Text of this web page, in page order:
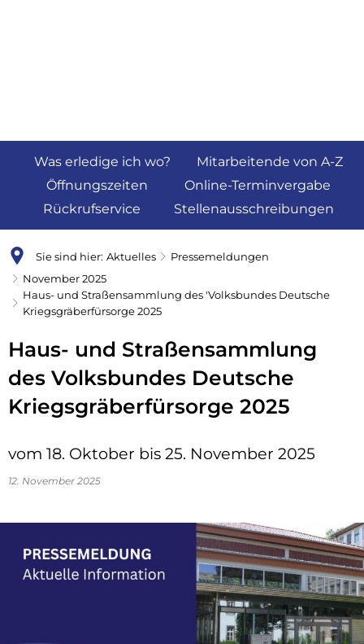
Was erledige ich wo?
Mitarbeitende von A-Z
Öffnungszeiten
Online-Terminvergabe
Rückrufservice
Stellenausschreibungen
Sie sind hier: Aktuelles
Pressemeldungen
November 2025
Haus- und Straßensammlung des 'Volksbundes Deutsche
Kriegsgräberfürsorge 2025
Haus- und Straßensammlung
des Volksbundes Deutsche
Kriegsgräberfürsorge 2025
vom 18. Oktober bis 25. November 2025
12. November 2025